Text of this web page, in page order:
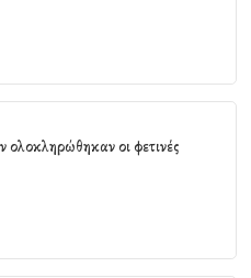
ολοκληρώθηκαν οι φετινές